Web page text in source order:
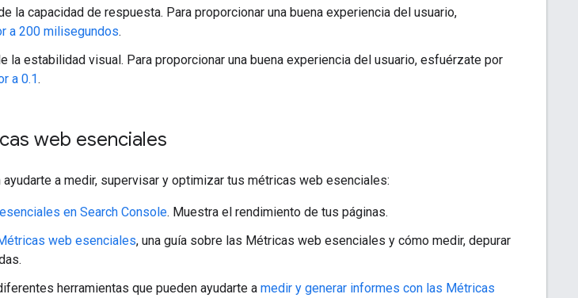
la capacidad de respuesta. Para proporcionar una buena experiencia del usuario,
a 200 milisegundos.
la estabilidad visual. Para proporcionar una buena experiencia del usuario, esfuérzate por
a 0.1.
web esenciales
ayudarte a medir, supervisar y optimizar tus métricas web esenciales:
en Search Console. Muestra el rendimiento de tus páginas.
web esenciales, una guía sobre las Métricas web esenciales y cómo medir, depurar
herramientas que pueden ayudarte a medir y generar informes con las Métricas